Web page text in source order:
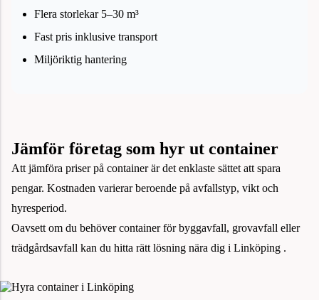
Flera storlekar 5–30 m³
Fast pris inklusive transport
Miljöriktig hantering
Jämför företag som hyr ut container
Att jämföra priser på container är det enklaste sättet att spara
pengar. Kostnaden varierar beroende på avfallstyp, vikt och
hyresperiod.
Oavsett om du behöver container för byggavfall, grovavfall eller
trädgårdsavfall kan du hitta rätt lösning nära dig i Linköping .